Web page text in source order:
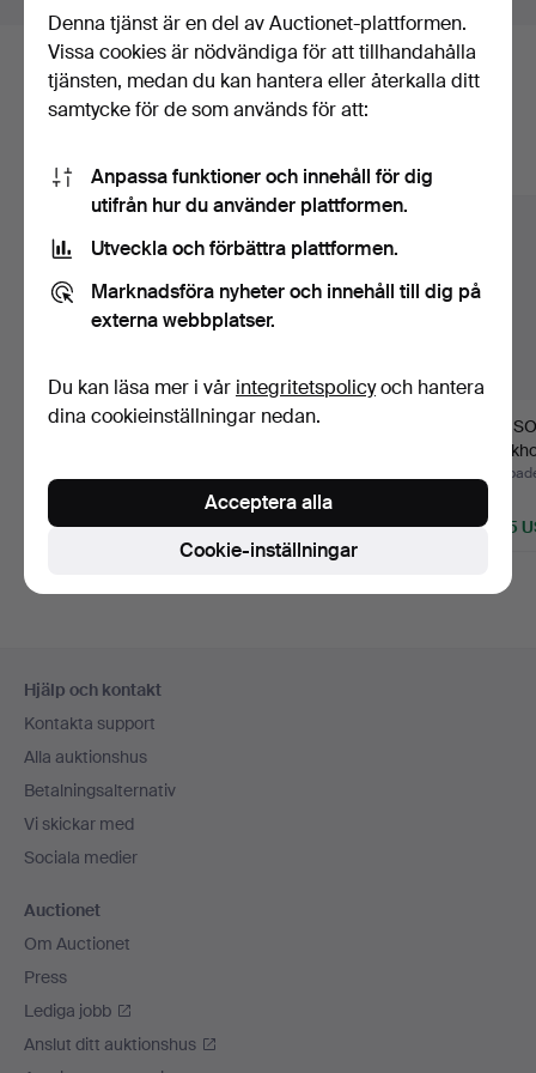
Här är föremål från vårt arkiv som
matchar din sökning
Visa alla föremål
ENGLISH SCHOOL,
Follower of …
1 687 USD
GERMAN SCHOOL,
Adriaen…
1 bud
1 687 USD
rokoko,
1 265
Hjälp och kontakt
Kontakta support
Alla auktionshus
Betalningsalternativ
Vi skickar med
Sociala medier
Auctionet
Om Auctionet
Press
Lediga jobb
Anslut ditt auktionshus
Denna tjänst är en del av Auctionet-plattformen.
Vissa cookies är nödvändiga för att tillhandahålla
tjänsten, medan du kan hantera eller återkalla ditt
samtycke för de som används för att:
Anpassa funktioner och innehåll för dig
utifrån hur du använder plattformen.
Utveckla och förbättra plattformen.
Marknadsföra nyheter och innehåll till dig på
externa webbplatser.
Du kan läsa mer i vår integritetspolicyoch hantera
dina cookieinställningar nedan.
Cookie-inställningar
Acceptera alla